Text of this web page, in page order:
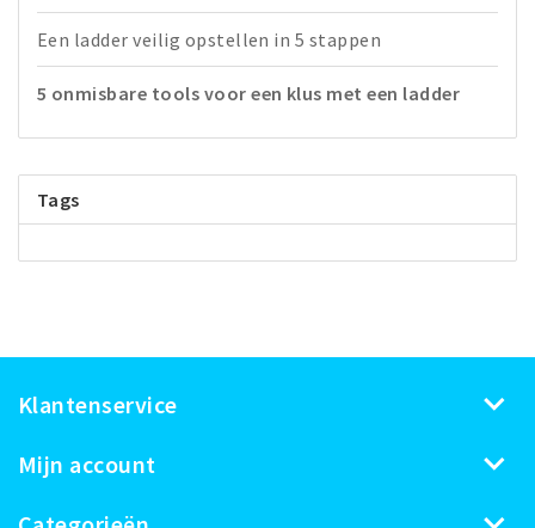
Een ladder veilig opstellen in 5 stappen
5 onmisbare tools voor een klus met een ladder
Tags
Klantenservice
Mijn account